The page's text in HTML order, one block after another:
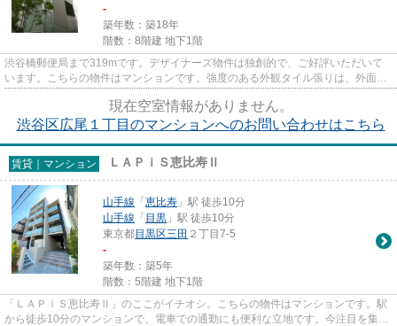
-
築年数：築18年
階数：8階建 地下1階
渋谷橋郵便局まで319mです。デザイナーズ物件は独創的で、ご好評いただいて
います。こちらの物件はマンションです。強度のある外観タイル張りは、外面の
現在空室情報がありません。
渋谷区広尾１丁目のマンションへのお問い合わせはこちら
賃貸｜マンション ＬＡＰｉＳ恵比寿Ⅱ
山手線 「 恵比寿 」駅 徒歩10分
山手線 「 目黒 」駅 徒歩10分
東京都目黒区三田 ２丁目7-5
-
築年数：築5年
階数：5階建 地下1階
「ＬＡＰｉＳ恵比寿Ⅱ」のここがイチオシ。こちらの物件はマンションです。駅
から徒歩10分のマンションで、電車での通勤にも便利な立地です。今注目を集め